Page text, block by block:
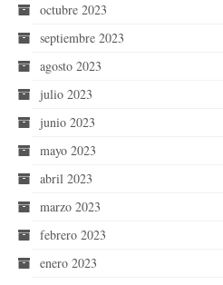
octubre 2023
septiembre 2023
agosto 2023
julio 2023
junio 2023
mayo 2023
abril 2023
marzo 2023
febrero 2023
enero 2023